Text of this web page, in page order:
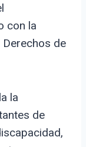
con la
Derechos de
la
de